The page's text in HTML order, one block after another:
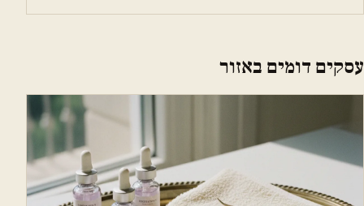
עסקים דומים באזור